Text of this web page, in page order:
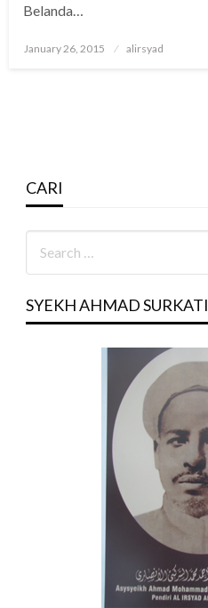
Belanda…
Posted
January 26, 2015 alirsyad
CARI
SYEKH AHMAD SURKATI